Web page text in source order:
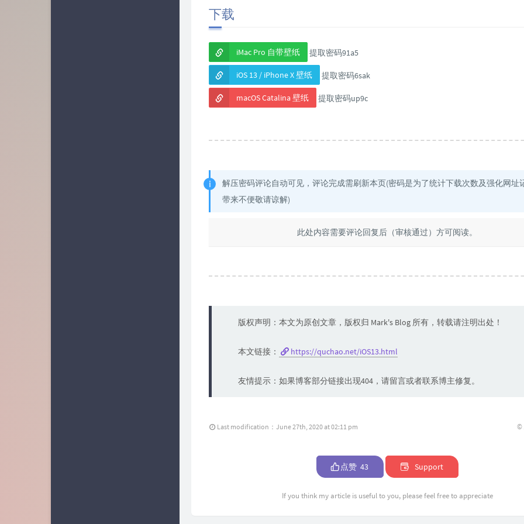
下载
iMac Pro 自带壁纸 提取密码91a5
iOS 13 / iPhone X 壁纸 提取密码6sak
macOS Catalina 壁纸 提取密码up9c
解压密码评论自动可见，评论完成需刷新本页(密码是为了统计下载次数及强化网址
带来不便敬请谅解)
此处内容需要评论回复后（审核通过）方可阅读。
版权声明：本文为原创文章，版权归 Mark's Blog 所有，转载请注明出处！
本文链接： https://quchao.net/iOS13.html
友情提示：如果博客部分链接出现404，请留言或者联系博主修复。
Last modification：June 27th, 2020 at 02:11 pm ©
点赞 43 Support
If you think my article is useful to you, please feel free to appreciate